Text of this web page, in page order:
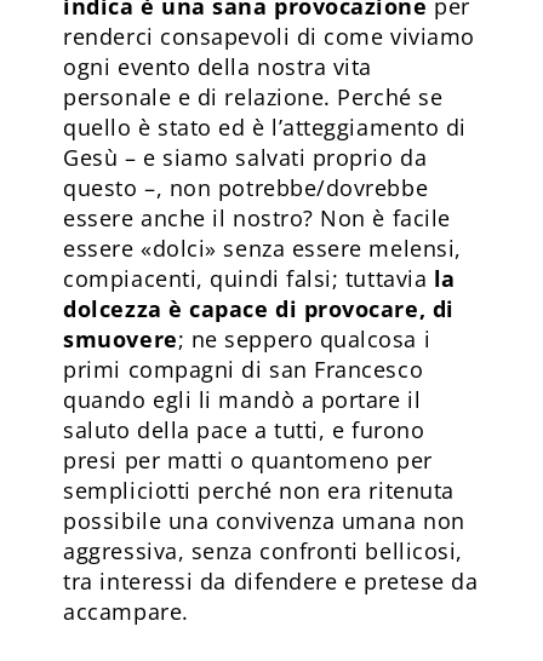
renderci consapevoli di come viviamo
ogni evento della nostra vita
personale e di relazione. Perché se
quello è stato ed è l’atteggiamento di
Gesù – e siamo salvati proprio da
questo –, non potrebbe/dovrebbe
essere anche il nostro? Non è facile
essere «dolci» senza essere melensi,
compiacenti, quindi falsi; tuttavia la
dolcezza è capace di provocare, di
smuovere; ne seppero qualcosa i
primi compagni di san Francesco
quando egli li mandò a portare il
saluto della pace a tutti, e furono
presi per matti o quantomeno per
sempliciotti perché non era ritenuta
possibile una convivenza umana non
aggressiva, senza confronti bellicosi,
tra interessi da difendere e pretese da
accampare.